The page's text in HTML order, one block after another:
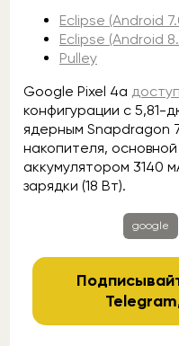
Eclipse (Android
Eclipse (Android
Pulley
Google Pixel 4a
конфигурации с 5,81-
ядерным Snapdragon
накопителя,
аккумулятором 3140
зарядки (18 Вт).
google
Telegram